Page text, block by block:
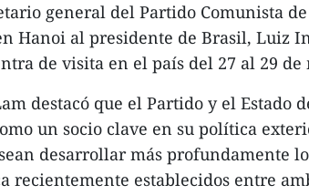
general del Partido Comunista
Hanoi al presidente de Brasil, Luiz
de visita en el país del 27 al 29 de
destacó que el Partido y el Estado
un socio clave en su política
desarrollar más profundamente
recientemente establecidos entre